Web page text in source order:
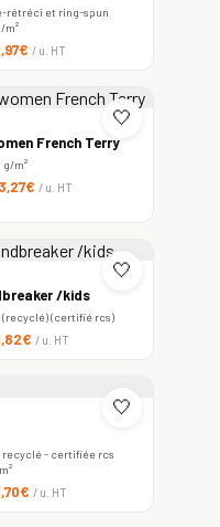
rétréci et ring-spun
m²
/ u. HT
🤍
French Terry
g/m²
/ u. HT
🤍
/kids
(certifié rcs)
/ u. HT
🤍
recyclé - certifiée rcs
/ u. HT